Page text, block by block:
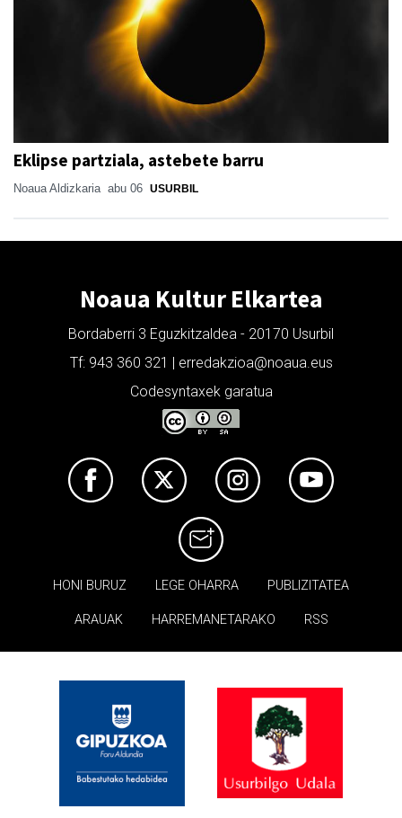
Eklipse partziala, astebete barru
Noaua Aldizkaria abu 06 USURBIL
Noaua Kultur Elkartea
Bordaberri 3 Eguzkitzaldea - 20170 Usurbil
Tf: 943 360 321 | erredakzioa@noaua.eus
Codesyntaxek garatua
HONI BURUZ LEGE OHARRA PUBLIZITATEA
ARAUAK HARREMANETARAKO RSS